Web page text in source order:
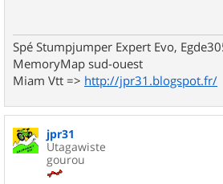
Spé Stumpjumper Expert Evo,
MemoryMap sud-ouest
Miam Vtt => http://jpr31.blogspot.fr/
jpr31
Utagawiste
gourou